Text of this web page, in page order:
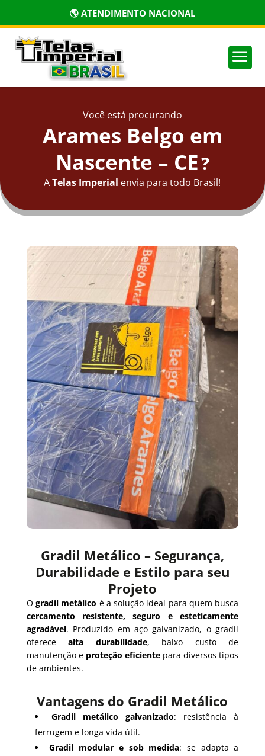
🌎 ATENDIMENTO NACIONAL
a
Você está procurando
Arames Belgo em
Nascente – CE?
ATelas Imperial envia para todo Brasil!
Gradil Metálico – Segurança,
Durabilidade e Estilo para seu
Projeto
Ogradil metálico é a solução ideal para quem busca
cercamento resistente, seguro e esteticamente
agradável. Produzido em aço galvanizado, o gradil
oferecealta durabilidade, baixo custo de
manutenção e proteção eficiente para diversos tipos
de ambientes.
Vantagens do Gradil Metálico
Gradil metálico galvanizado: resistência à
ferrugem e longa vida útil.
Gradil modular e sob medida: se adapta a